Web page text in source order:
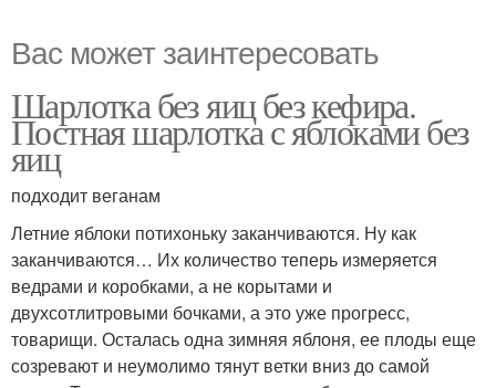
Вас может заинтересовать
Шарлотка без яиц без кефира.
Постная шарлотка с яблоками без
яиц
подходит веганам
Летние яблоки потихоньку заканчиваются. Ну как
заканчиваются… Их количество теперь измеряется
ведрами и коробками, а не корытами и
двухсотлитровыми бочками, а это уже прогресс,
товарищи. Осталась одна зимняя яблоня, ее плоды еще
созревают и неумолимо тянут ветки вниз до самой